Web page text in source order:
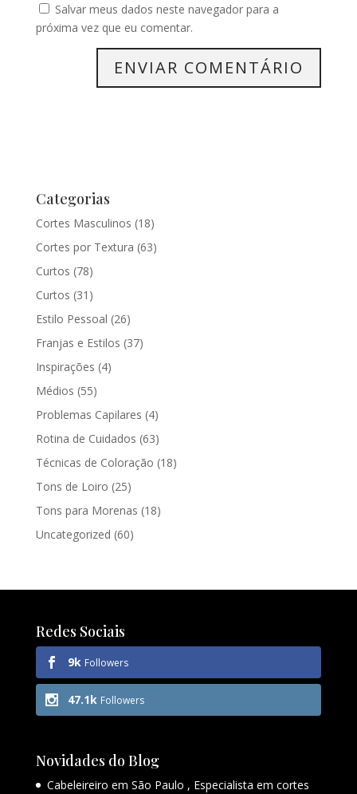
Salvar meus dados neste navegador para a
próxima vez que eu comentar.
Categorias
Cortes Masculinos (18)
Cortes por Textura (63)
Curtos (78)
Curtos (31)
Estilo Pessoal (26)
Franjas e Estilos (37)
Inspirações (4)
Médios (55)
Problemas Capilares (4)
Rotina de Cuidados (63)
Técnicas de Coloração (18)
Tons de Loiro (25)
Tons para Morenas (18)
Uncategorized (60)
Redes Sociais
9k Followers
47.1k Followers
Novidades do Blog
Cabeleireiro em São Paulo , Especialista em cortes